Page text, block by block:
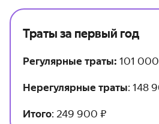
Траты за первый год
Регулярные траты: 101
Нерегулярные траты: 148
Итого: 249 900 ₽